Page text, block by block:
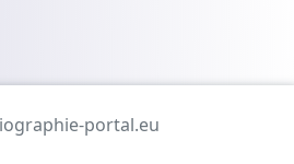
portal.eu